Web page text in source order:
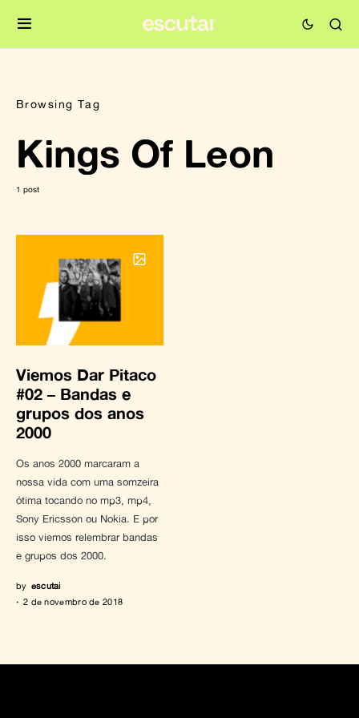
Browsing Tag
Kings Of Leon
1 post
Viemos Dar Pitaco
#02 – Bandas e
grupos dos anos
2000
Os anos 2000 marcaram a
nossa vida com uma somzeira
ótima tocando no mp3, mp4,
Sony Ericsson ou Nokia. E por
isso viemos relembrar bandas
e grupos dos 2000.
by escutai
2 de novembro de 2018